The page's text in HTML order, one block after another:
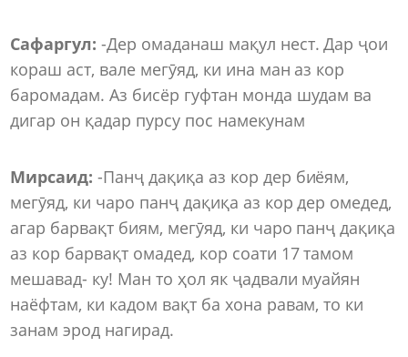
Сафаргул: -Дер омаданаш мақул нест. Дар ҷои
кораш аст, вале мегӯяд, ки ина ман аз кор
баромадам. Аз бисёр гуфтан монда шудам ва
дигар он қадар пурсу пос намекунам
Мирсаид: -Панҷ дақиқа аз кор дер биёям,
мегӯяд, ки чаро панҷ дақиқа аз кор дер омедед,
агар барвақт биям, мегӯяд, ки чаро панҷ дақиқа
аз кор барвақт омадед, кор соати 17 тамом
мешавад- ку! Ман то ҳол як ҷадвали муайян
наёфтам, ки кадом вақт ба хона равам, то ки
занам эрод нагирад.